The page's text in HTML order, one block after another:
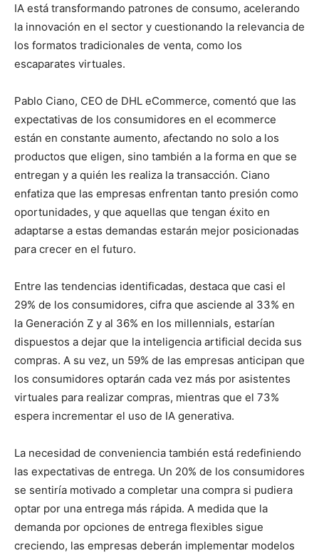
IA está transformando patrones de consumo, acelerando
la innovación en el sector y cuestionando la relevancia de
los formatos tradicionales de venta, como los
escaparates virtuales.
Pablo Ciano, CEO de DHL eCommerce, comentó que las
expectativas de los consumidores en el ecommerce
están en constante aumento, afectando no solo a los
productos que eligen, sino también a la forma en que se
entregan y a quién les realiza la transacción. Ciano
enfatiza que las empresas enfrentan tanto presión como
oportunidades, y que aquellas que tengan éxito en
adaptarse a estas demandas estarán mejor posicionadas
para crecer en el futuro.
Entre las tendencias identificadas, destaca que casi el
29% de los consumidores, cifra que asciende al 33% en
la Generación Z y al 36% en los millennials, estarían
dispuestos a dejar que la inteligencia artificial decida sus
compras. A su vez, un 59% de las empresas anticipan que
los consumidores optarán cada vez más por asistentes
virtuales para realizar compras, mientras que el 73%
espera incrementar el uso de IA generativa.
La necesidad de conveniencia también está redefiniendo
las expectativas de entrega. Un 20% de los consumidores
se sentiría motivado a completar una compra si pudiera
optar por una entrega más rápida. A medida que la
demanda por opciones de entrega flexibles sigue
creciendo, las empresas deberán implementar modelos